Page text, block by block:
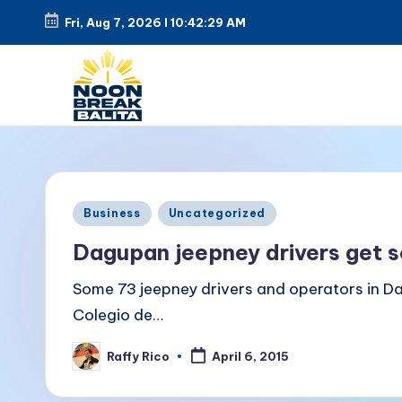
Skip
Fri, Aug 7, 2026 l 10:42:29 AM
o
o
n
B
r
e
tuwing
tanghali.
Posted
Business Uncategorized
Dagupan jeepney drivers get
Some 73 jeepney drivers and operators in
Colegio de…
Posted
by
Raffy Rico April 6, 2015